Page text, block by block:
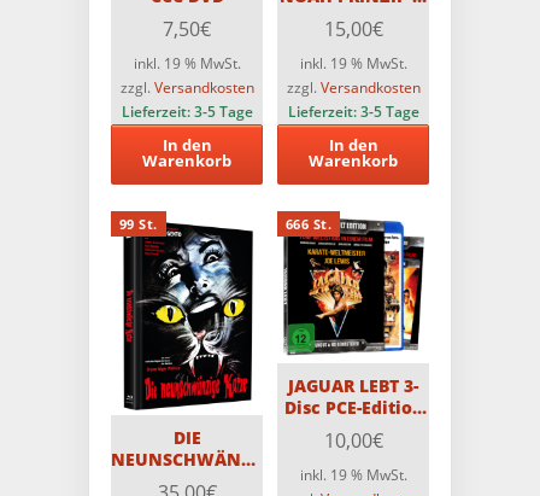
7,50€
inkl. 19 % MwSt.
zzgl. Versandkosten
Lieferzeit:3-5 Tage
In den
Warenkorb
Disc PCE-Edition
mit Soundtrack-
CD / Im
Sammelschuber
+ Booklet und
Sammelcoupon –
Limitiert auf 666
Stück
15,00€
inkl. 19 % MwSt.
zzgl. Versandkosten
Lieferzeit:3-5 Tage
In den
Warenkorb
99 St.
DIE
NEUNSCHWÄNZIGE
KATZE – 3-Disc
666 St.
JAGUAR LEBT 3-
Disc PCE-Edition
mit Soundtrack-
CD / Im
Sammelschuber
10,00€
inkl. 19 % MwSt.